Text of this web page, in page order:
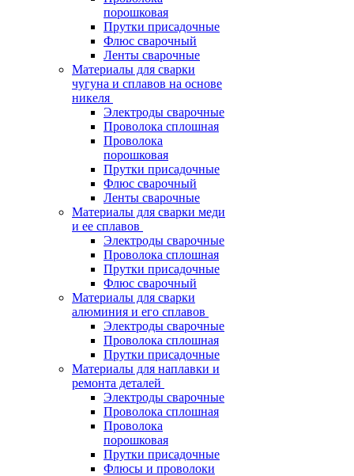
порошковая
Прутки присадочные
Флюс сварочный
Ленты сварочные
Материалы для сварки
чугуна и сплавов на основе
никеля
Электроды сварочные
Проволока сплошная
Проволока
порошковая
Прутки присадочные
Флюс сварочный
Ленты сварочные
Материалы для сварки меди
и ее сплавов
Электроды сварочные
Проволока сплошная
Прутки присадочные
Флюс сварочный
Материалы для сварки
алюминия и его сплавов
Электроды сварочные
Проволока сплошная
Прутки присадочные
Материалы для наплавки и
ремонта деталей
Электроды сварочные
Проволока сплошная
Проволока
порошковая
Прутки присадочные
Флюсы и проволоки